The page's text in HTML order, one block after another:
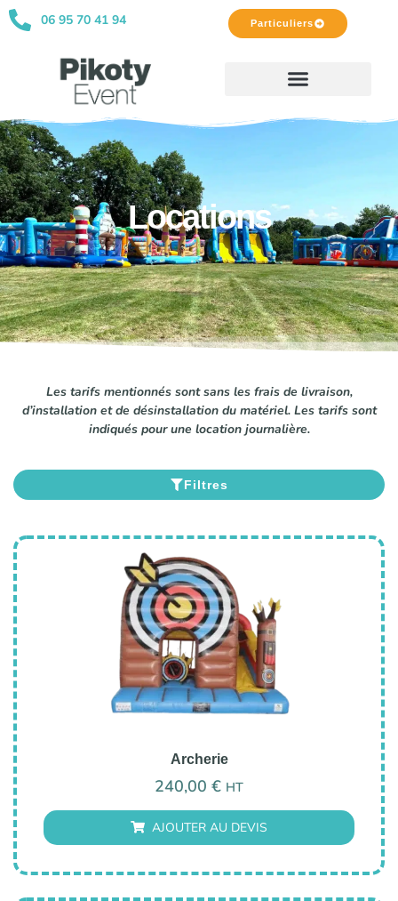
06 95 70 41 94 Particuliers
Locations
Les tarifs mentionnés sont sans les frais de livraison,
d’installation et de désinstallation du matériel. Les tarifs sont
indiqués pour une location journalière.
Filtres
Archerie
240,00 € HT
AJOUTER AU DEVIS